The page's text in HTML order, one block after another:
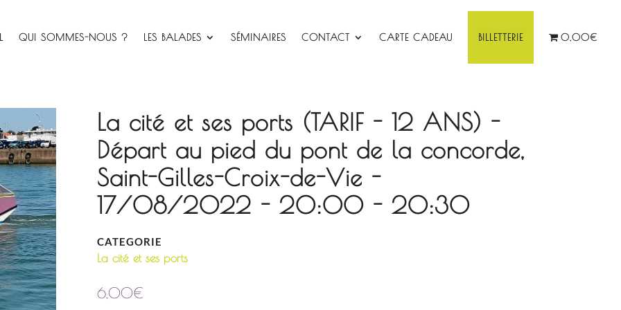
QUI SOMMES-NOUS ? LES BALADES SÉMINAIRES CONTACT CARTE CADEAU BILLETTERIE 0,00€
La cité et ses ports (TARIF - 12 ANS) -
Départ au pied du pont de la concorde,
Saint-Gilles-Croix-de-Vie -
17/08/2022 - 20:00 - 20:30
CATEGORIE
La cité et ses ports
6,00€